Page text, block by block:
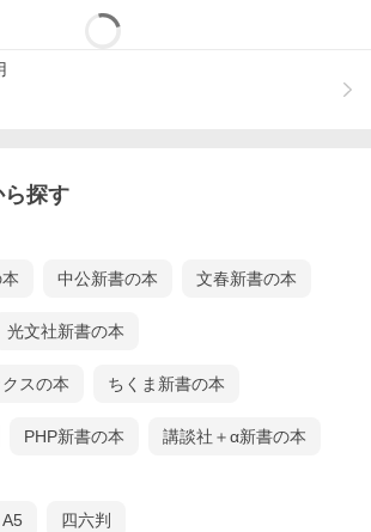
ら探す
中公新書の本 文春新書の本
光文社新書の本
スの本 ちくま新書の本
PHP新書の本 講談社＋α新書の本
A5 四六判